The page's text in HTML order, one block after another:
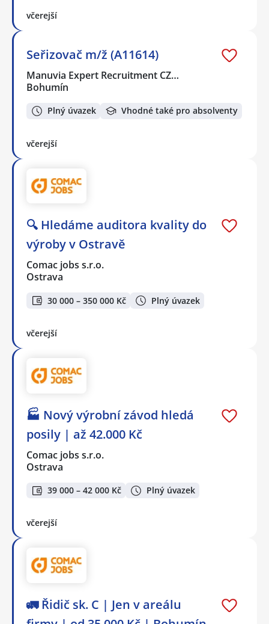
včerejší
Seřizovač m/ž (A11614)
Manuvia Expert Recruitment CZ…
Bohumín
Plný úvazek Vhodné také pro absolventy
včerejší
🔍 Hledáme auditora kvality do
výroby v Ostravě
Comac jobs s.r.o.
Ostrava
30 000 – 350 000 Kč Plný úvazek
včerejší
🏭 Nový výrobní závod hledá
posily | až 42.000 Kč
Comac jobs s.r.o.
Ostrava
39 000 – 42 000 Kč Plný úvazek
včerejší
🚛 Řidič sk. C | Jen v areálu